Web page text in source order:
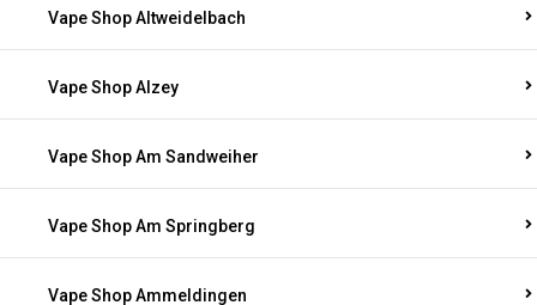
Vape Shop Altweidelbach
Vape Shop Alzey
Vape Shop Am Sandweiher
Vape Shop Am Springberg
Vape Shop Ammeldingen